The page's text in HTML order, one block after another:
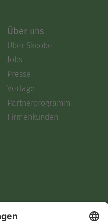
Über uns
Über Skoobe
Jobs
Presse
Verlage
Partnerprogramm
Firmenkunden